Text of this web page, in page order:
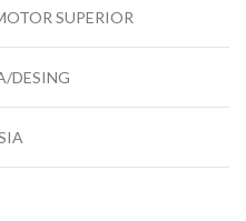
SUPERIOR
DESING